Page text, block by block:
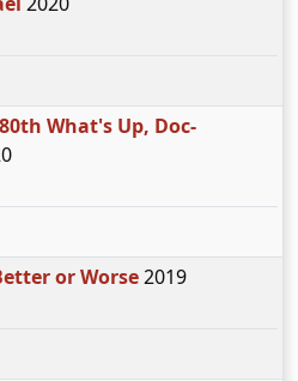
What's Up, Doc-
or Worse2019